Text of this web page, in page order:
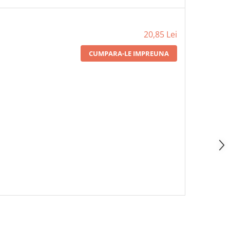
20,85 Lei
CUMPARA-LE IMPREUNA